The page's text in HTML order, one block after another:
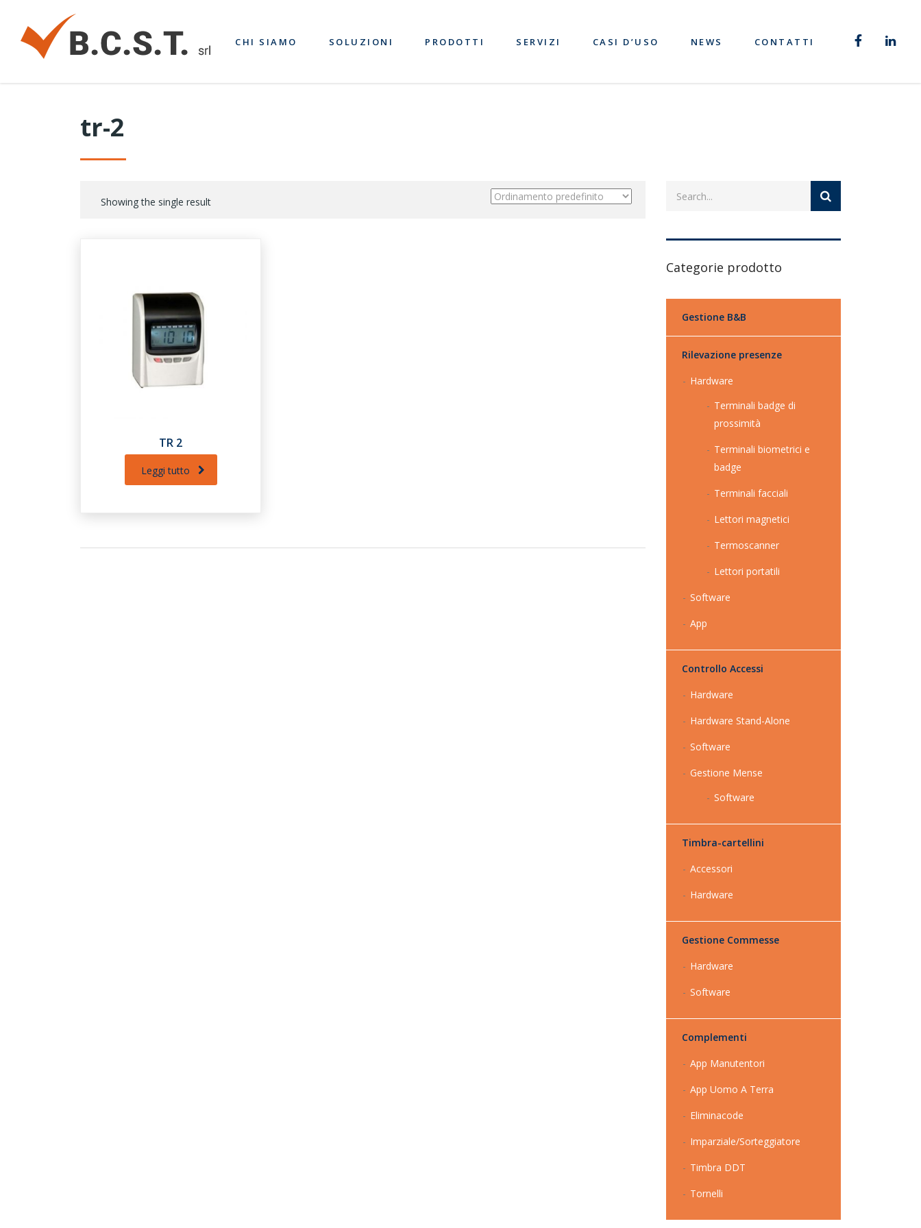
CHI SIAMO SOLUZIONI PRODOTTI SERVIZI CASI D’USO NEWS CONTATTI
tr-2
Showing the single result
TR 2
Leggi tutto
Categorie prodotto
Gestione B&B
Rilevazione presenze
Hardware
Terminali badge di
prossimità
Terminali biometrici e
badge
Terminali facciali
Lettori magnetici
Termoscanner
Lettori portatili
Software
App
Controllo Accessi
Hardware
Hardware Stand-Alone
Software
Gestione Mense
Software
Timbra-cartellini
Accessori
Hardware
Gestione Commesse
Hardware
Software
Complementi
App Manutentori
App Uomo A Terra
Eliminacode
Imparziale/Sorteggiatore
Timbra DDT
Tornelli